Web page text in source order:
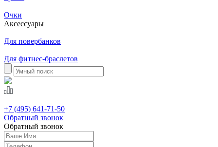
Очки
Аксессуары
Для повербанков
Для фитнес-браслетов
+7 (495) 641-71-50
Обратный звонок
Обратный звонок